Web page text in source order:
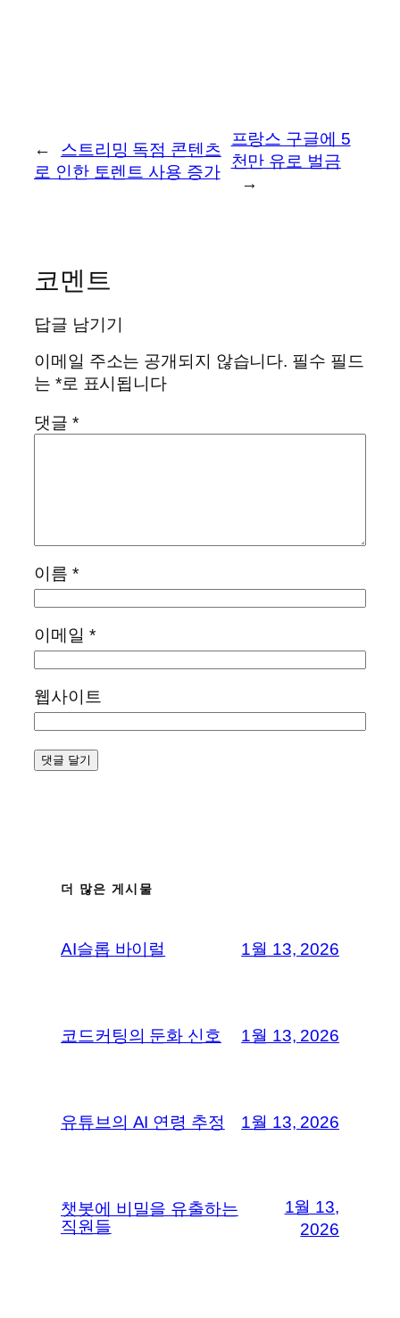
←
스트리밍 독점 콘텐츠
로 인한 토렌트 사용 증가
프랑스 구글에 5
천만 유로 벌금
→
코멘트
답글 남기기
이메일 주소는 공개되지 않습니다. 필수 필드
는 *로 표시됩니다
댓글 *
이름 *
이메일 *
웹사이트
더 많은 게시물
AI슬롭 바이럴 1월 13, 2026
코드커팅의 둔화 신호 1월 13, 2026
유튜브의 AI 연령 추정 1월 13, 2026
챗봇에 비밀을 유출하는
직원들
1월 13,
2026